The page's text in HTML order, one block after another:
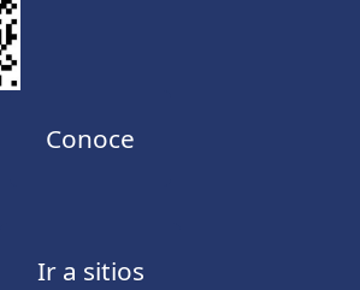
Conoce
Ir a sitios